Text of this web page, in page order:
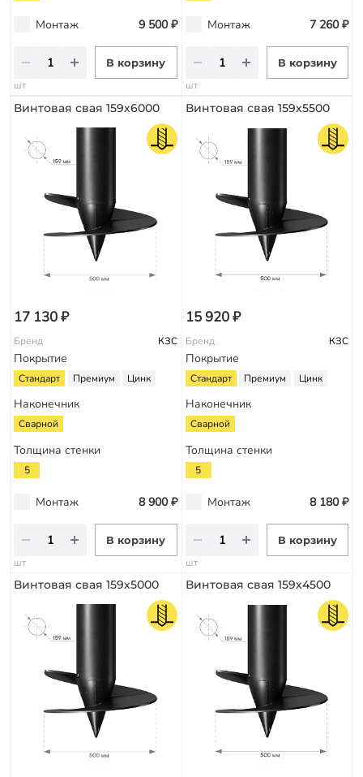
Монтаж 9 500 ₽
В корзину
шт
Монтаж 7 260 ₽
В корзину
шт
Винтовая свая 159х6000
17 130 ₽
Бренд КЗС
Покрытие
Стандарт Премиум Цинк
Наконечник
Сварной
Толщина стенки
5
Монтаж 8 900 ₽
В корзину
шт
Винтовая свая 159х5500
15 920 ₽
Бренд КЗС
Покрытие
Стандарт Премиум Цинк
Наконечник
Сварной
Толщина стенки
5
Монтаж 8 180 ₽
В корзину
шт
Винтовая свая 159х5000 Винтовая свая 159х4500